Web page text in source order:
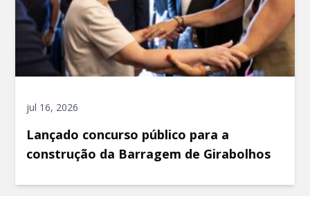
jul 16, 2026
Lançado concurso público para a
construção da Barragem de Girabolhos